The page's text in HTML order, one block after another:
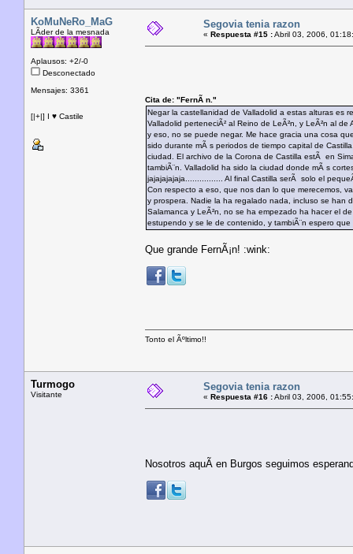
KoMuNeRo_MaG
LÃ­der de la mesnada
Aplausos: +2/-0
Desconectado
Mensajes: 3361
[|+|] I ♥ Castile
Segovia tenia razon
« Respuesta #15 :Abril 03, 2006,
Cita de: "FernÃ n."
Negar la castellanidad de Valladolid a estas alturas es
Valladolid perteneciÃ² al Reino de LeÃ²n, y LeÃ²n al
y eso, no se puede negar. Me hace gracia una cosa
sido durante mÃ s periodos de tiempo capital de
ciudad. El archivo de la Corona de Castilla estÃ en
tambiÃ¨n. Valladolid ha sido la ciudad donde mÃ s
jajajajajaja................ Al final Castilla serÃ solo el
Con respecto a eso, que nos dan lo que merecemos,
y prospera. Nadie la ha regalado nada, incluso se han
Salamanca y LeÃ²n, no se ha empezado ha hacer el
estupendo y se le de contenido, y tambiÃ¨n espero
Que grande FernÃ¡n! :wink:
Tonto el Ãºltimo!!
Turmogo
Visitante
Segovia tenia razon
« Respuesta #16 :Abril 03, 2006,
Nosotros aquÃ­ en Burgos seguimos